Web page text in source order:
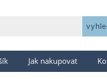
Jak nakupovat